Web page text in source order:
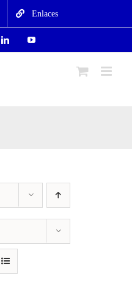
Enlaces
LinkedInYouTube